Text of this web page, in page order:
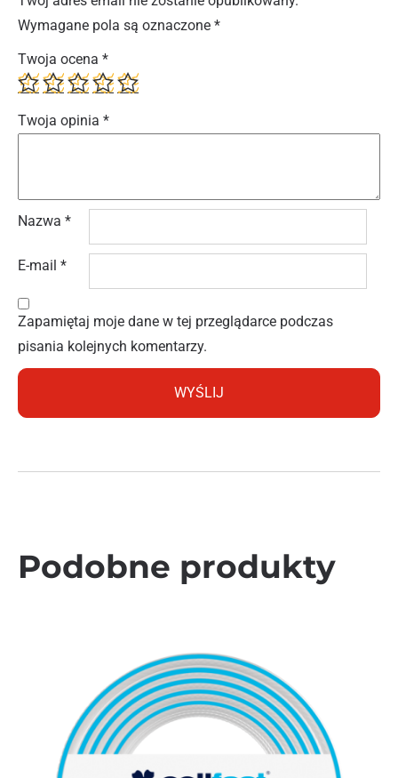
Wymagane pola są oznaczone *
Twoja ocena *
Twoja opinia *
Nazwa *
E-mail *
Zapamiętaj moje dane w tej przeglądarce podczas
pisania kolejnych komentarzy.
Podobne produkty